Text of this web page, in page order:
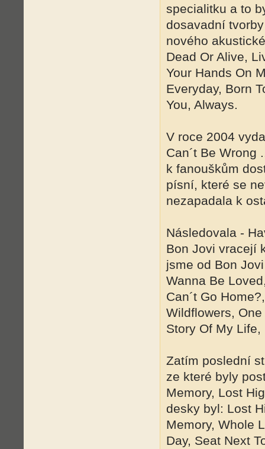
specialitku a to
dosavadní
nového
Dead Or Alive,
Your Hands On
Everyday, Born
You, Always.
V roce 2004
Can´t Be Wrong
k fanouškům
písní, které se
nezapadala k
Následovala -
Bon Jovi vracejí
jsme od Bon
Wanna Be
Can´t Go
Wildflowers,
Story Of My
Zatím poslední
ze které byly
Memory, Lost
desky byl: Lost
Memory, Whole
Day, Seat Next